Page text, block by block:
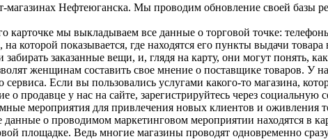
магазинах Нефтеюганска. Мы проводим обновление своей базы
мы выкладываем все данные о торговой точке:
которой показывается, где находятся его пункты выдачи
заказанные вещи, и, глядя на карту, они могут понять,
женщинам составить свое мнение о поставщике товаров. У
Если вы пользовались услугами какого-то магазина,
продавце у нас на сайте, зарегистрируйтесь через социальную
мероприятия для привлечения новых клиентов и
о проводимом маркетинговом мероприятии находятся в
площадке. Ведь многие магазины проводят одновременно